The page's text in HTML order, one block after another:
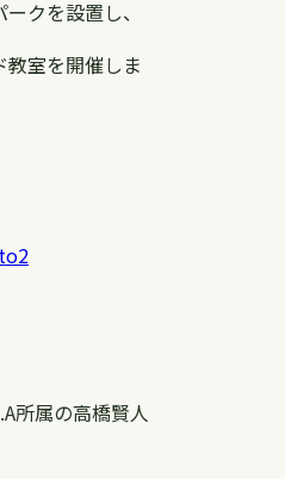
クを設置し、
室を開催しま
所属の高橋賢人